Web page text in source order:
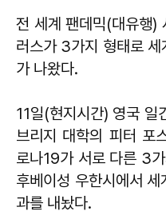
전 세계 팬데믹(대유행)
러스가 3가지 형태로
가 나왔다.
11일(현지시간) 영국 일
브리지 대학의 피터 포
로나19가 서로 다른 3
후베이성 우한시에서
과를 내놨다.